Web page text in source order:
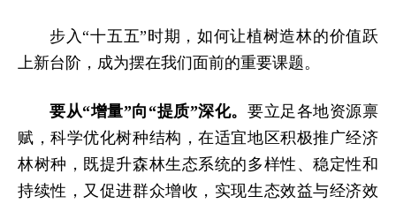
步入“十五五”时期，如何让植树造林的价值跃
上新台阶，成为摆在我们面前的重要课题。
要从“增量”向“提质”深化。 要立足各地资源禀
赋，科学优化树种结构，在适宜地区积极推广经济
林树种，既提升森林生态系统的多样性、稳定性和
持续性，又促进群众增收，实现生态效益与经济效